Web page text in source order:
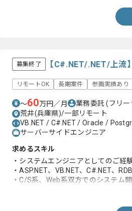
募集終了 【C#.NET/.NET/上流
リモートOK 長期案件 参画実績あり
〜60万円／月 業務委託(フリー
荒井(兵庫県)/一部リモート
VB.NET / C#.NET / Oracle /
サーバーサイドエンジニア
求めるスキル
・システムエンジニアとしてのご経
・ASP.NET、VB.NET、C#.NET、
・C/S系、Web系双方でのシステム